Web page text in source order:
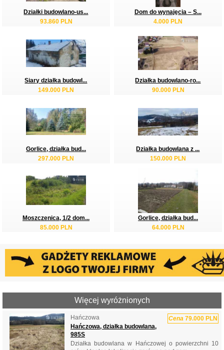
Działki budowlano-us...
93.860 PLN
Dom do wynajęcia – S...
4.000 PLN
Siary działka budowl...
149.000 PLN
Działka budowlano-ro...
90.000 PLN
Gorlice, działka bud...
297.000 PLN
Działka budowlana z ...
150.000 PLN
Moszczenica, 1/2 dom...
85.000 PLN
Gorlice, działka bud...
64.000 PLN
Więcej wyróżnionych
Hańczowa Cena 79.000 PLN
Hańczowa, działka budowlana,
985S
Działka budowlana w Hańczowej o powierzchni 10